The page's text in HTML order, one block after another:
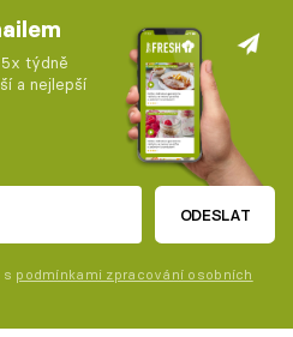
5x týdně
a nejlepší
ODESLAT
s podmínkami zpracování osobních